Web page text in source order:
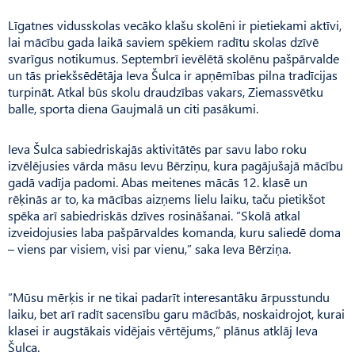
Līgatnes vidusskolas vecāko klašu skolēni ir pietiekami aktīvi,
lai mācību gada laikā saviem spēkiem radītu skolas dzīvē
svarīgus notikumus. Septembrī ievēlētā skolēnu pašpārvalde
un tās priekšsēdētāja Ieva Šulca ir apņēmības pilna tradīcijas
turpināt. Atkal būs skolu draudzības vakars, Ziemassvētku
balle, sporta diena Gaujmalā un citi pasākumi.
Ieva Šulca sabiedriskajās aktivitātēs par savu labo roku
izvēlējusies vārda māsu Ievu Bērziņu, kura pagājušajā mācību
gadā vadīja padomi. Abas meitenes mācās 12. klasē un
rēķinās ar to, ka mācības aizņems lielu laiku, taču pietikšot
spēka arī sabiedriskās dzīves rosināšanai. ”Skolā atkal
izveidojusies laba pašpārvaldes komanda, kuru saliedē doma
– viens par visiem, visi par vienu,” saka Ieva Bērziņa.
”Mūsu mērķis ir ne tikai padarīt interesantāku ārpusstundu
laiku, bet arī radīt sacensību garu mācībās, noskaidrojot, kurai
klasei ir augstākais vidējais vērtējums,” plānus atklāj Ieva
Šulca.